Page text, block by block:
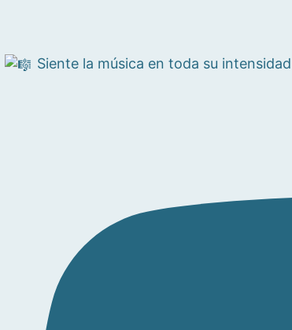
Siente la música en toda su intensidad